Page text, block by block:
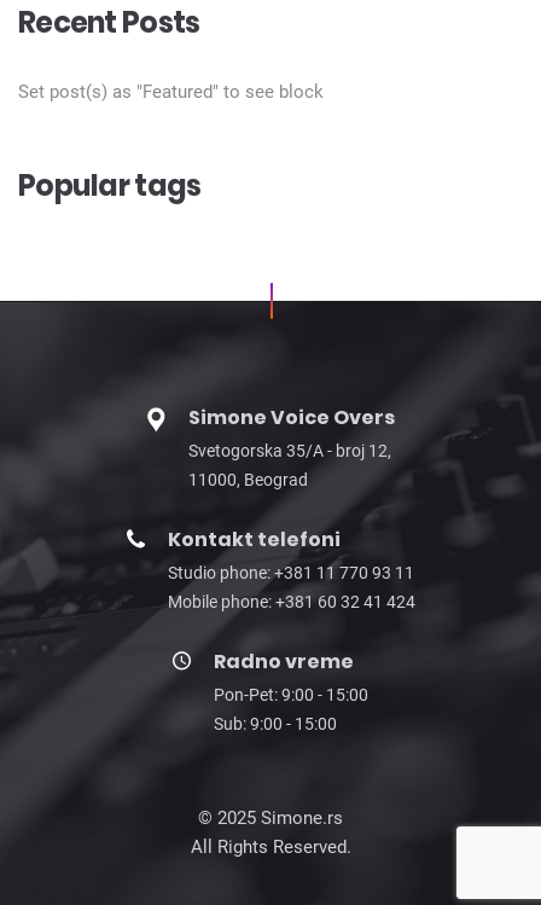
Recent Posts
Set post(s) as "Featured" to see block
Popular tags
Simone Voice Overs
Svetogorska 35/A - broj 12,
11000, Beograd
Kontakt telefoni
Studio phone: +381 11 770 93 11
Mobile phone: +381 60 32 41 424
Radno vreme
Pon-Pet: 9:00 - 15:00
Sub: 9:00 - 15:00
© 2025 Simone.rs
All Rights Reserved.